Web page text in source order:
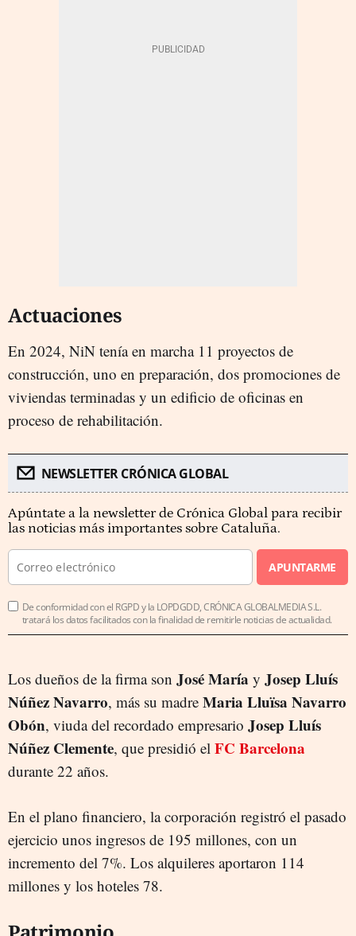
Actuaciones
En 2024, NiN tenía en marcha 11 proyectos de
construcción, uno en preparación, dos promociones de
viviendas terminadas y un edificio de oficinas en
proceso de rehabilitación.
NEWSLETTER CRÓNICA GLOBAL
Apúntate a la newsletter de Crónica Global para recibir
las noticias más importantes sobre Cataluña.
APUNTARME
De conformidad con el RGPD y la LOPDGDD, CRÓNICA GLOBALMEDIA S.L.
tratará los datos facilitados con la finalidad de remitirle noticias de actualidad.
Los dueños de la firma son José María y Josep Lluís
Núñez Navarro, más su madre Maria Lluïsa Navarro
Obón, viuda del recordado empresario Josep Lluís
Núñez Clemente, que presidió el FC Barcelona
durante 22 años.
En el plano financiero, la corporación registró el pasado
ejercicio unos ingresos de 195 millones, con un
incremento del 7%. Los alquileres aportaron 114
millones y los hoteles 78.